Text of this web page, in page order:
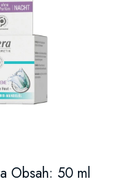
Obsah: 50 ml